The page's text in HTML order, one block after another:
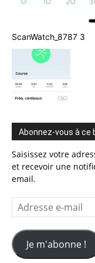
ScanWatch_8787 3
Abonnez-vous à ce
Saisissez votre
et recevoir une
email.
Adresse
e-
mail
Je m'abonne !